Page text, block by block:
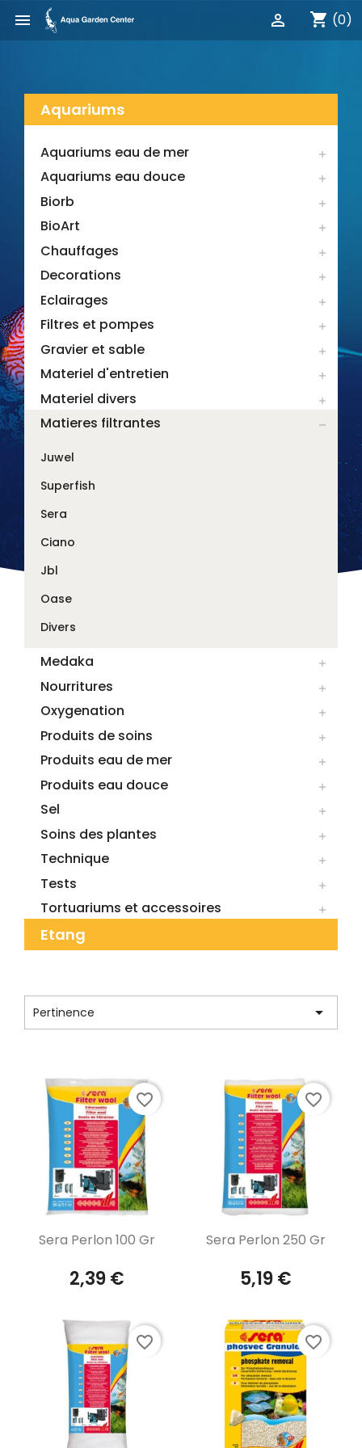
 shopping_cart (0)

Aquariums
Aquariums eau de mer 
Aquariums eau douce 
Biorb 
BioArt 
Chauffages 
Decorations 
Eclairages 
Filtres et pompes 
Gravier et sable 
Materiel d'entretien 
Materiel divers 
Matieres filtrantes 
Juwel
Superfish
Sera
Ciano
Jbl
Oase
Divers
Medaka 
Nourritures 
Oxygenation 
Produits de soins 
Produits eau de mer 
Produits eau douce 
Sel 
Soins des plantes 
Technique 
Tests 
Tortuariums et accessoires 
Etang
Pertinence 
Aperçu rapide
Sera Perlon 100 Gr
2,39 €
favorite_border
Aperçu rapide
Sera Perlon 250 Gr
5,19 €
favorite_border
favorite_border favorite_border